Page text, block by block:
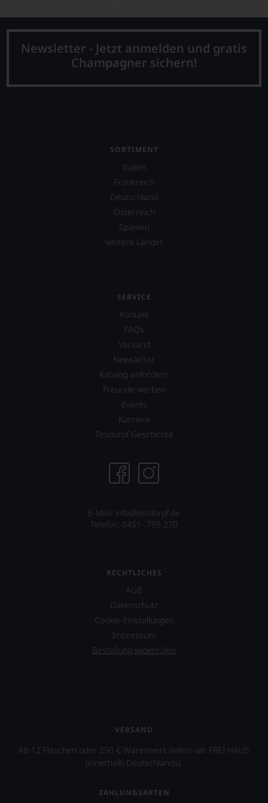
Newsletter - Jetzt anmelden und gratis
Champagner sichern!
SORTIMENT
Italien
Frankreich
Deutschland
Österreich
Spanien
weitere Länder
SERVICE
Kontakt
FAQs
Versand
Newsletter
Katalog anfordern
Freunde werben
Events
Karriere
Tesdorpf Geschichte
E-Mail: info@tesdorpf.de
Telefon: 0451- 799 270
RECHTLICHES
AGB
Datenschutz
Cookie-Einstellungen
Impressum
Bestellung widerrufen
VERSAND
Ab 12 Flaschen oder 250 € Warenwert liefern wir FREI HAUS
(innerhalb Deutschlands).
ZAHLUNGSARTEN